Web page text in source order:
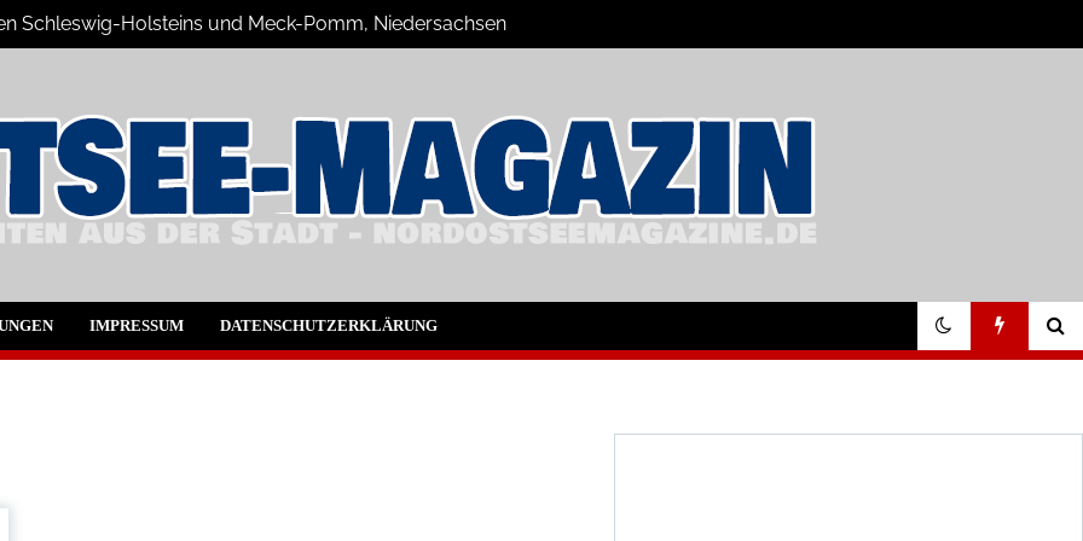
Schleswig-Holsteins und Meck-Pomm, Niedersachsen
Blog
IMPRESSUM DATENSCHUTZERKLÄRUNG